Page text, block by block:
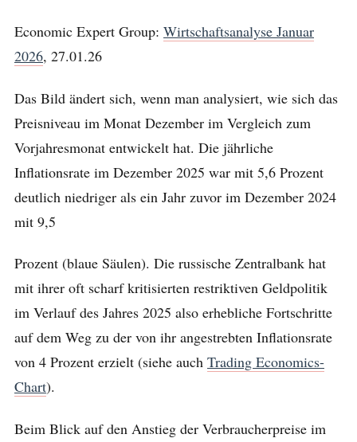
Economic Expert Group: Wirtschaftsanalyse Januar
2026, 27.01.26
Das Bild ändert sich, wenn man analysiert, wie sich das
Preisniveau im Monat Dezember im Vergleich zum
Vorjahresmonat entwickelt hat. Die jährliche
Inflationsrate im Dezember 2025 war mit 5,6 Prozent
deutlich niedriger als ein Jahr zuvor im Dezember 2024
mit 9,5
Prozent (blaue Säulen). Die russische Zentralbank hat
mit ihrer oft scharf kritisierten restriktiven Geldpolitik
im Verlauf des Jahres 2025 also erhebliche Fortschritte
auf dem Weg zu der von ihr angestrebten Inflationsrate
von 4 Prozent erzielt (siehe auch Trading Economics-
Chart).
Beim Blick auf den Anstieg der Verbraucherpreise im